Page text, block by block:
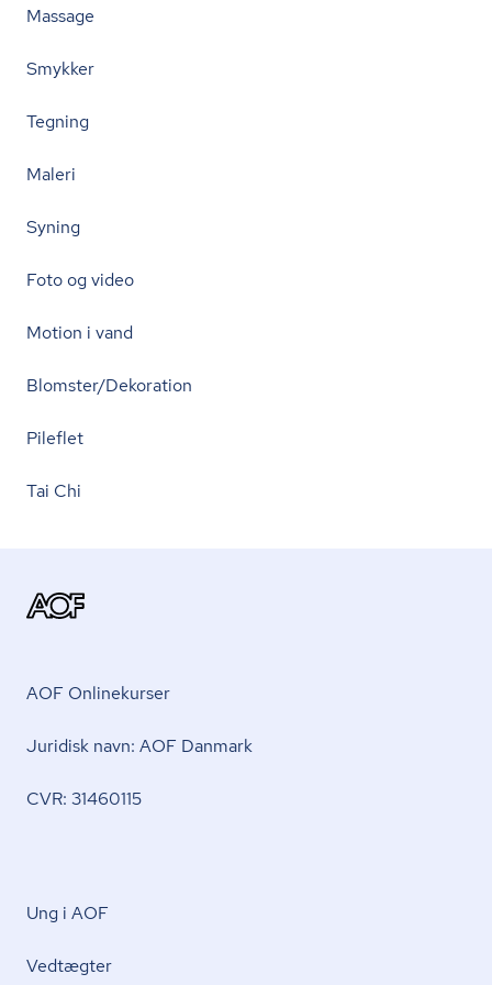
Massage
Smykker
Tegning
Maleri
Syning
Foto og video
Motion i vand
Blomster/Dekoration
Pileflet
Tai Chi
AOF Onlinekurser
Juridisk navn: AOF Danmark
CVR: 31460115
Ung i AOF
Vedtægter